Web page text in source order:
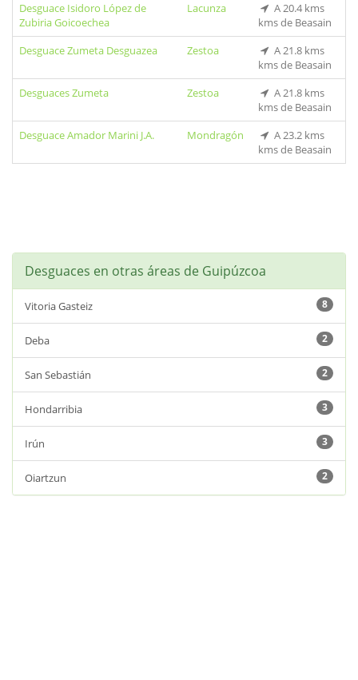
Desguace Isidoro López de
Zubiria Goicoechea
Lacunza
A 20.4 kms
kms de Beasain
Desguace Zumeta Desguazea
Zestoa
A 21.8 kms
kms de Beasain
Desguaces Zumeta
Zestoa
A 21.8 kms
kms de Beasain
Desguace Amador Marini J.A.
Mondragón
A 23.2 kms
kms de Beasain
Desguaces en otras áreas de Guipúzcoa
Vitoria Gasteiz 8
Deba 2
San Sebastián 2
Hondarribia 3
Irún 3
Oiartzun 2